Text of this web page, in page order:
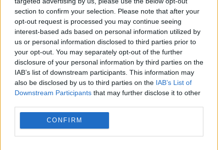
section to confirm your selection. Please note that after your
opt-out request is processed you may continue seeing
interest-based ads based on personal information utilized by
us or personal information disclosed to third parties prior to
your opt-out. You may separately opt-out of the further
disclosure of your personal information by third parties on the
IAB’s list of downstream participants. This information may
also be disclosed by us to third parties on the IAB’s List of
Downstream Participants that may further disclose it to other
CONFIRM
SOCIAL
Constanța. Un geam a fost spart